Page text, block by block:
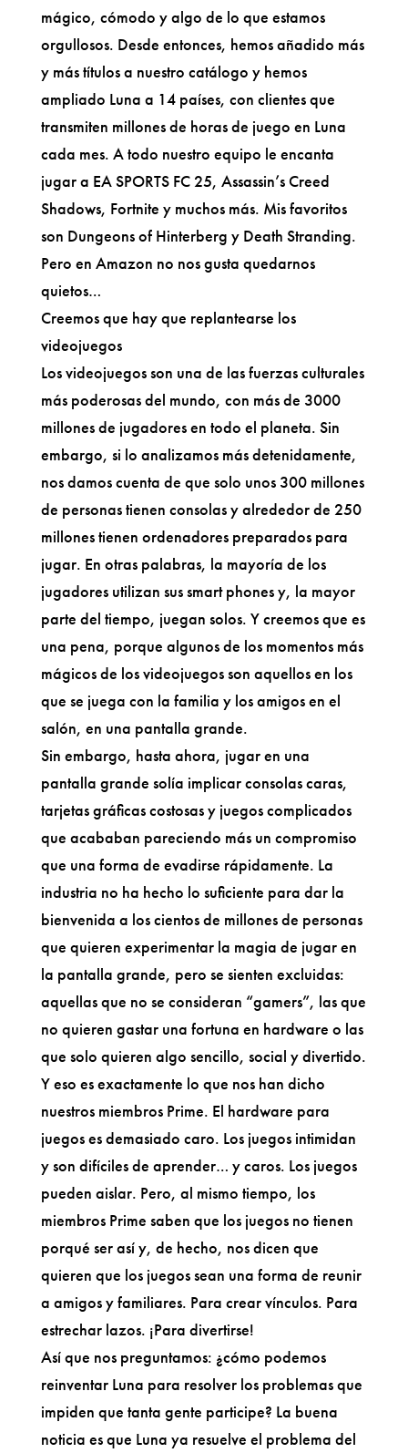
mágico, cómodo y algo de lo que estamos
orgullosos. Desde entonces, hemos añadido más
y más títulos a nuestro catálogo y hemos
ampliado Luna a 14 países, con clientes que
transmiten millones de horas de juego en Luna
cada mes. A todo nuestro equipo le encanta
jugar a EA SPORTS FC 25, Assassin’s Creed
Shadows, Fortnite y muchos más. Mis favoritos
son Dungeons of Hinterberg y Death Stranding.
Pero en Amazon no nos gusta quedarnos
quietos…
Creemos que hay que replantearse los
videojuegos
Los videojuegos son una de las fuerzas culturales
más poderosas del mundo, con más de 3000
millones de jugadores en todo el planeta. Sin
embargo, si lo analizamos más detenidamente,
nos damos cuenta de que solo unos 300 millones
de personas tienen consolas y alrededor de 250
millones tienen ordenadores preparados para
jugar. En otras palabras, la mayoría de los
jugadores utilizan sus smart phones y, la mayor
parte del tiempo, juegan solos. Y creemos que es
una pena, porque algunos de los momentos más
mágicos de los videojuegos son aquellos en los
que se juega con la familia y los amigos en el
salón, en una pantalla grande.
Sin embargo, hasta ahora, jugar en una
pantalla grande solía implicar consolas caras,
tarjetas gráficas costosas y juegos complicados
que acababan pareciendo más un compromiso
que una forma de evadirse rápidamente. La
industria no ha hecho lo suficiente para dar la
bienvenida a los cientos de millones de personas
que quieren experimentar la magia de jugar en
la pantalla grande, pero se sienten excluidas:
aquellas que no se consideran “gamers”, las que
no quieren gastar una fortuna en hardware o las
que solo quieren algo sencillo, social y divertido.
Y eso es exactamente lo que nos han dicho
nuestros miembros Prime. El hardware para
juegos es demasiado caro. Los juegos intimidan
y son difíciles de aprender… y caros. Los juegos
pueden aislar. Pero, al mismo tiempo, los
miembros Prime saben que los juegos no tienen
porqué ser así y, de hecho, nos dicen que
quieren que los juegos sean una forma de reunir
a amigos y familiares. Para crear vínculos. Para
estrechar lazos. ¡Para divertirse!
Así que nos preguntamos: ¿cómo podemos
reinventar Luna para resolver los problemas que
impiden que tanta gente participe? La buena
noticia es que Luna ya resuelve el problema del